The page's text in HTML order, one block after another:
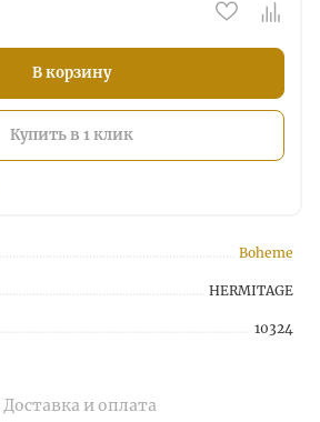
В корзину
Купить в 1 клик
Boheme
HERMITAGE
10324
Доставка и оплата